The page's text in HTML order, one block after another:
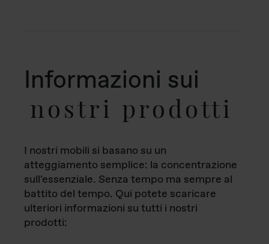
Informazioni sui
nostri prodotti
I nostri mobili si basano su un
atteggiamento semplice: la concentrazione
sull'essenziale. Senza tempo ma sempre al
battito del tempo. Qui potete scaricare
ulteriori informazioni su tutti i nostri
prodotti: